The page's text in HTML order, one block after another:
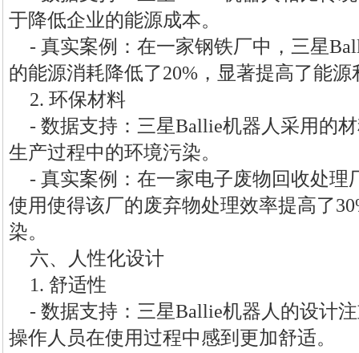
于降低企业的能源成本。
- 真实案例：在一家钢铁厂中，三星
的能源消耗降低了20%，显著提高了能源
2. 环保材料
- 数据支持：三星Ballie机器人采用的
生产过程中的环境污染。
- 真实案例：在一家电子废物回收处理
使用使得该厂的废弃物处理效率提高了
染。
六、人性化设计
1. 舒适性
- 数据支持：三星Ballie机器人的设计
操作人员在使用过程中感到更加舒适。